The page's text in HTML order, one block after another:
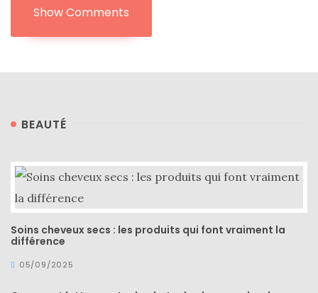
Ateliers
Auguste,
choisir
CATÉGORIES
DU BLOG
Beauté
(640)
Actualités
Show Comments
BEAUTÉ
Soins cheveux secs : les produits qui font vraiment la
différence
05/09/2025